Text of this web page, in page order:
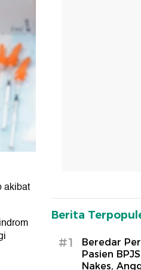
akibat
Berita
#1
Beredar
Pasien
Nakes,